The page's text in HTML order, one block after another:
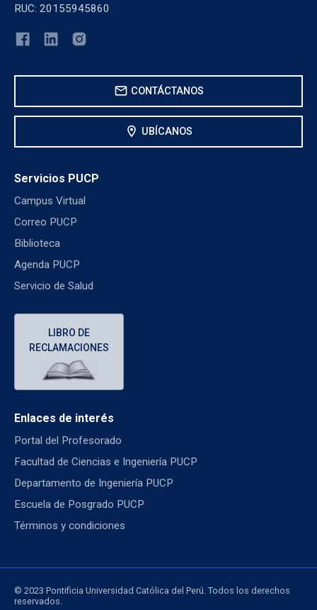
RUC: 20155945860
mail CONTÁCTANOS
location_on UBÍCANOS
Servicios PUCP
Campus Virtual
Correo PUCP
Biblioteca
Agenda PUCP
Servicio de Salud
LIBRO DE
RECLAMACIONES
Enlaces de interés
Portal del Profesorado
Facultad de Ciencias e Ingeniería PUCP
Departamento de Ingeniería PUCP
Escuela de Posgrado PUCP
Términos y condiciones
© 2023 Pontificia Universidad Católica del Perú. Todos los derechos
reservados.